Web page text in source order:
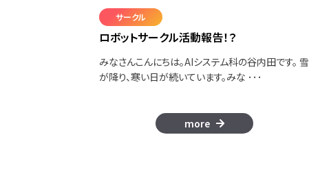
サークル
ロボットサークル活動報告！？
みなさんこんにちは。AIシステム科の谷内田です。 雪
が降り、寒い日が続いています。みな ･･･
more